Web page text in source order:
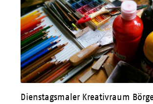
Dienstagsmaler Kreativraum